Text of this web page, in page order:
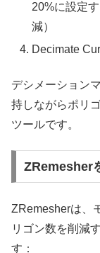
20%に設定
減）
Decimate
デシメーション
持しながらポリ
ツールです。
ZRemesher
ZRemesherは、
リゴン数を削減
す：